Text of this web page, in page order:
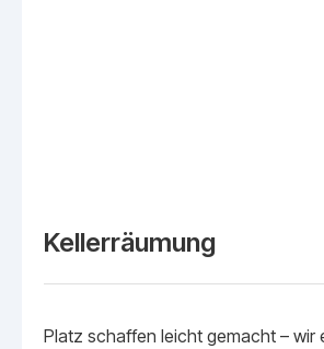
Kellerräumung
Platz schaffen leicht gemacht – wir